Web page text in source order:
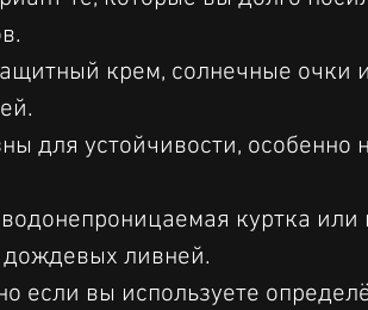
крем, солнечные очки
для устойчивости, особенно
куртка
дождевых ливней.
если вы используете